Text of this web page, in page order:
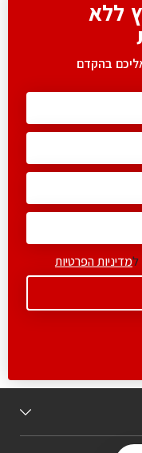
ללא
אליכם בהקדם
למדיניות הפרטיות